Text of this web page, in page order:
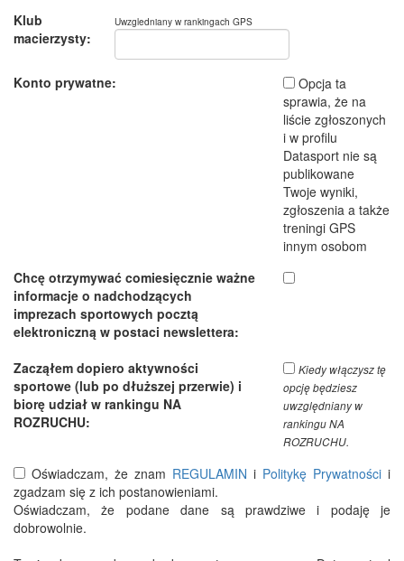
Klub
macierzysty:
Uwzgledniany w rankingach GPS
Konto prywatne:
Opcja ta
sprawia, że na
liście zgłoszonych
i w profilu
Datasport nie są
publikowane
Twoje wyniki,
zgłoszenia a także
treningi GPS
innym osobom
Chcę otrzymywać comiesięcznie ważne
informacje o nadchodzących
imprezach sportowych pocztą
elektroniczną w postaci newslettera:
Zacząłem dopiero aktywności
sportowe (lub po dłuższej przerwie) i
biorę udział w rankingu NA
ROZRUCHU:
Kiedy włączysz tę
opcję będziesz
uwzględniany w
rankingu NA
ROZRUCHU.
Oświadczam, że znam REGULAMIN i Politykę Prywatności i
zgadzam się z ich postanowieniami.
Oświadczam, że podane dane są prawdziwe i podaję je
dobrowolnie.